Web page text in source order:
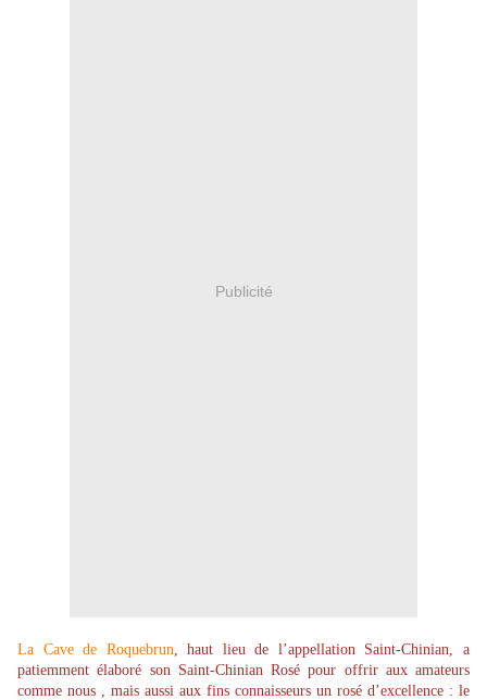
Publicité
La Cave de Roquebrun, haut lieu de l’appellation Saint-Chinian, a
patiemment élaboré son Saint-Chinian Rosé pour offrir aux amateurs
comme nous , mais aussi aux fins connaisseurs un rosé d’excellence : le